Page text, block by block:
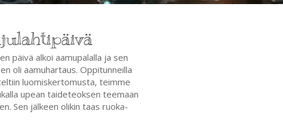
päivä alkoi aamupalalla ja sen
oli aamuhartaus. Oppitunneilla
luomiskertomusta, teimme
upean taideteoksen teemaan
Sen jälkeen olikin taas ruoka-